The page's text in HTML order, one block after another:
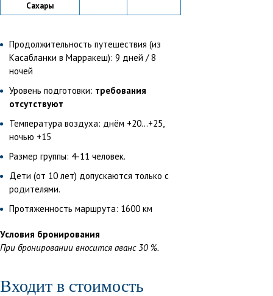
Сахары
Продолжительность путешествия (из
Касабланки в Марракеш): 9 дней / 8
ночей
Уровень подготовки: требования
отсутствуют
Температура воздуха: днём +20...+25,
ночью +15
Размер группы: 4-11 человек.
Дети (от 10 лет) допускаются только с
родителями.
Протяженность маршрута: 1600 км
Условия бронирования
При бронировании вносится аванс 30 %.
Входит в стоимость